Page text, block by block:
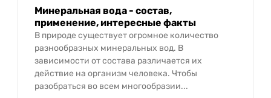
Минеральная вода - состав,
применение, интересные факты
В природе существует огромное количество
разнообразных минеральных вод. В
зависимости от состава различается их
действие на организм человека. Чтобы
разобраться во всем многообразии...